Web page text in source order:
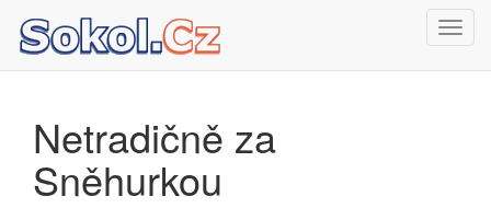
Netradičně za
Sněhurkou